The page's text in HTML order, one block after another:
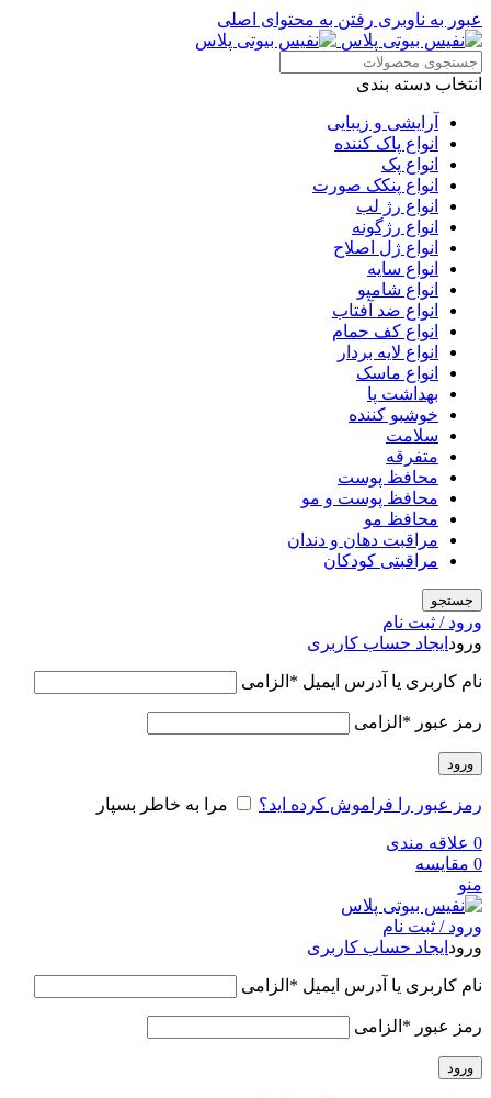
عبور به ناوبری رفتن به محتوای اصلی
انتخاب دسته بندی
آرایشی و زیبایی
انواع پاک کننده
انواع پک
انواع پنکک صورت
انواع رژ لب
انواع رژگونه
انواع ژل اصلاح
انواع سایه
انواع شامپو
انواع ضد آفتاب
انواع کف حمام
انواع لایه بردار
انواع ماسک
بهداشت پا
خوشبو کننده
سلامت
متفرقه
محافظ پوست
محافظ پوست و مو
محافظ مو
مراقبت دهان و دندان
مراقبتی کودکان
جستجو
ورود / ثبت نام
ورود ایجاد حساب کاربری
نام کاربری یا آدرس ایمیل * الزامی
رمز عبور * الزامی
ورود
رمز عبور را فراموش کرده اید؟ مرا به خاطر بسپار
0 علاقه مندی
0 مقایسه
منو
ورود / ثبت نام
ورود ایجاد حساب کاربری
نام کاربری یا آدرس ایمیل * الزامی
رمز عبور * الزامی
ورود